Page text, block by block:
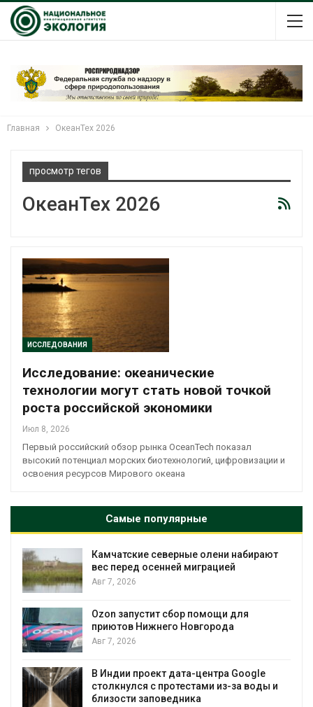
Главная ОкеанТех 2026
просмотр тегов
ОкеанТех 2026
ИССЛЕДОВАНИЯ
Исследование: океанические
технологии могут стать новой точкой
роста российской экономики
Июл 8, 2026
Первый российский обзор рынка OceanTech показал
высокий потенциал морских биотехнологий, цифровизации и
освоения ресурсов Мирового океана
Самые популярные
Камчатские северные олени набирают
вес перед осенней миграцией
Авг 7, 2026
Ozon запустит сбор помощи для
приютов Нижнего Новгорода
Авг 7, 2026
В Индии проект дата-центра Google
столкнулся с протестами из-за воды и
близости заповедника